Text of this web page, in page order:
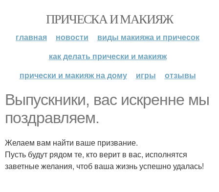
ПРИЧЕСКА И МАКИЯЖ
главная новости
виды макияжа и причесок
как делать прически и макияж
прически и макияж на дому
игры отзывы
Выпускники, вас искренне мы
поздравляем.
Желаем вам найти ваше призвание.
Пусть будут рядом те, кто верит в вас, исполнятся
заветные желания, чтоб ваша жизнь успешно удалась!